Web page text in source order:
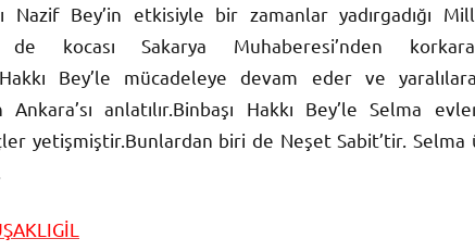
Nazif Bey’in etkisiyle bir zamanlar yadırgadığı
kocası Sakarya Muhaberesi’nden
Hakkı Bey’le mücadeleye devam eder ve
anlatılır.Binbaşı Hakkı Bey’le Selma
yetişmiştir.Bunlardan biri de Neşet Sabit’tir.